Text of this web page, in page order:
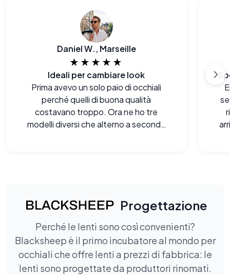
Daniel W., Marseille
★★★★★
Ideali per cambiare look
Prima avevo un solo paio di occhiali
perché quelli di buona qualità
costavano troppo. Ora ne ho tre
modelli diversi che alterno a seconda
Progettazione
Perché le lenti sono così convenienti?
Blacksheep è il primo incubatore al mondo per
occhiali che offre lenti a prezzi di fabbrica: le
lenti sono progettate da produttori rinomati.